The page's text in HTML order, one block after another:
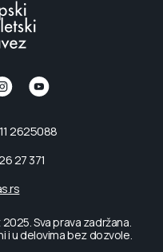
2625088
27 371
Sva prava zadržana.
i u delovima bez dozvole.